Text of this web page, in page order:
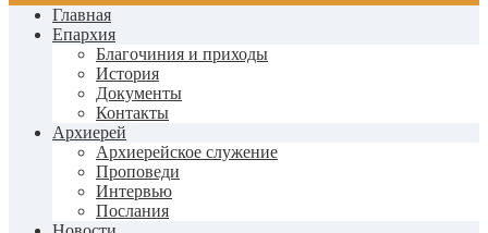
Главная
Епархия
Благочиния и приходы
История
Документы
Контакты
Архиерей
Архиерейское служение
Проповеди
Интервью
Послания